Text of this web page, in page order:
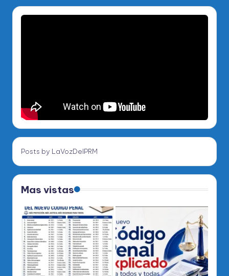
Posts by LaVozDelPRM
Mas vistas